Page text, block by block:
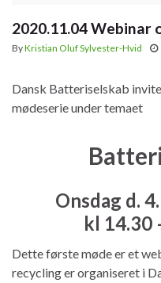
2020.11.04
ByKristian Oluf Sylvester-Hvid
Dansk Batteriselskab
mødeserie under temaet
Batte
Onsdag d.
kl 14.30
Dette første møde er et
recycling er organiseret i